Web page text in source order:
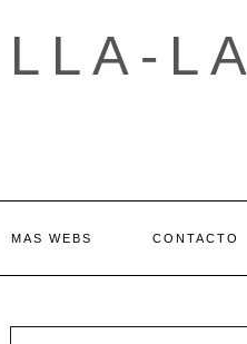
LA
MAS WEBS CONTACTO